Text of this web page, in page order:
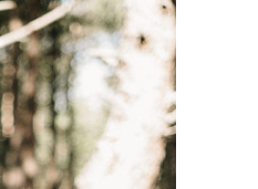
on
de tout
!